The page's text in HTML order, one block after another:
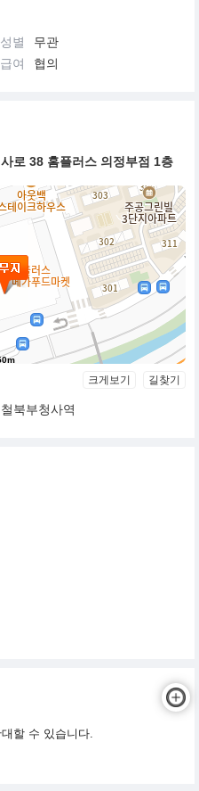
성별
무관
급여 협의
로 38 홈플러스 의정부점 1층
크게보기 길찾기
북부청사역
할 수 있습니다.